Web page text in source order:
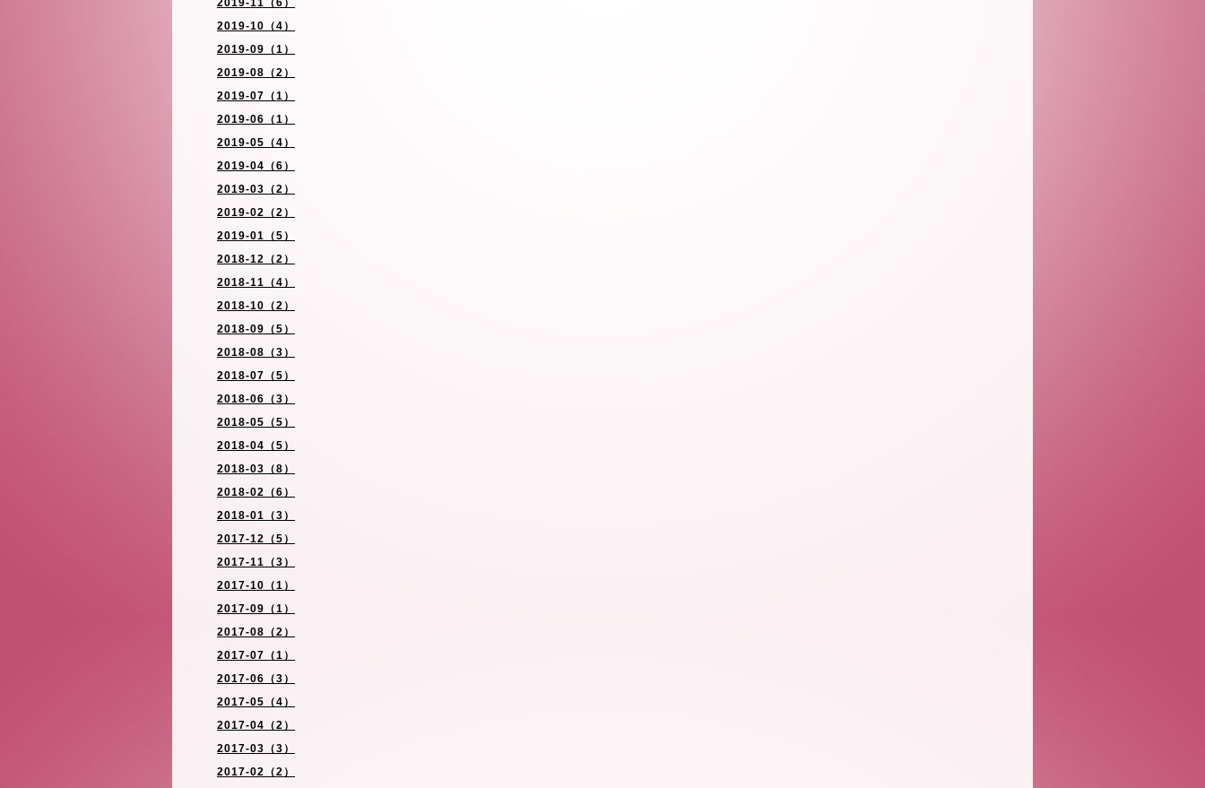
2019-11（6）
2019-10（4）
2019-09（1）
2019-08（2）
2019-07（1）
2019-06（1）
2019-05（4）
2019-04（6）
2019-03（2）
2019-02（2）
2019-01（5）
2018-12（2）
2018-11（4）
2018-10（2）
2018-09（5）
2018-08（3）
2018-07（5）
2018-06（3）
2018-05（5）
2018-04（5）
2018-03（8）
2018-02（6）
2018-01（3）
2017-12（5）
2017-11（3）
2017-10（1）
2017-09（1）
2017-08（2）
2017-07（1）
2017-06（3）
2017-05（4）
2017-04（2）
2017-03（3）
2017-02（2）